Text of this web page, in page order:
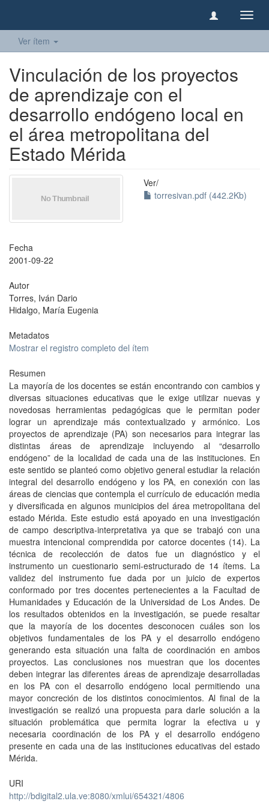
Ver ítem
Vinculación de los proyectos
de aprendizaje con el
desarrollo endógeno local en
el área metropolitana del
Estado Mérida
Ver/
torresivan.pdf (442.2Kb)
Fecha
2001-09-22
Autor
Torres, Iván Dario
Hidalgo, María Eugenia
Metadatos
Mostrar el registro completo del ítem
Resumen
La mayoría de los docentes se están encontrando con cambios y
diversas situaciones educativas que le exige utilizar nuevas y
novedosas herramientas pedagógicas que le permitan poder
lograr un aprendizaje más contextualizado y armónico. Los
proyectos de aprendizaje (PA) son necesarios para integrar las
distintas áreas de aprendizaje incluyendo al “desarrollo
endógeno” de la localidad de cada una de las instituciones. En
este sentido se planteó como objetivo general estudiar la relación
integral del desarrollo endógeno y los PA, en conexión con las
áreas de ciencias que contempla el currículo de educación media
y diversificada en algunos municipios del área metropolitana del
estado Mérida. Este estudio está apoyado en una investigación
de campo descriptiva-interpretativa ya que se trabajó con una
muestra intencional comprendida por catorce docentes (14). La
técnica de recolección de datos fue un diagnóstico y el
instrumento un cuestionario semi-estructurado de 14 ítems. La
validez del instrumento fue dada por un juicio de expertos
conformado por tres docentes pertenecientes a la Facultad de
Humanidades y Educación de la Universidad de Los Andes. De
los resultados obtenidos en la investigación, se puede resaltar
que la mayoría de los docentes desconocen cuáles son los
objetivos fundamentales de los PA y el desarrollo endógeno
generando esta situación una falta de coordinación en ambos
proyectos. Las conclusiones nos muestran que los docentes
deben integrar las diferentes áreas de aprendizaje desarrolladas
en los PA con el desarrollo endógeno local permitiendo una
mayor concreción de los distintos conocimientos. Al final de la
investigación se realizó una propuesta para darle solución a la
situación problemática que permita lograr la efectiva u y
necesaria coordinación de los PA y el desarrollo endógeno
presente en cada una de las instituciones educativas del estado
Mérida.
URI
http://bdigital2.ula.ve:8080/xmlui/654321/4806